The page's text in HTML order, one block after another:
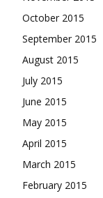
October 2015
September 2015
August 2015
July 2015
June 2015
May 2015
April 2015
March 2015
February 2015